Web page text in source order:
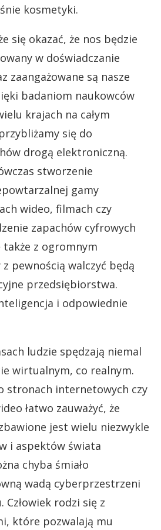
kosmetyki.
się okazać, że nos będzie
w doświadczanie
zaangażowane są nasze
badaniom naukowców
krajach na całym
się do
drogą elektroniczną.
stworzenie
gamy
wideo, filmach czy
zapachów cyfrowych
także z ogromnym
pewnością walczyć będą
przedsiębiorstwa.
i odpowiednie
ludzie spędzają niemal
wirtualnym, co realnym.
stronach internetowych czy
łatwo zauważyć, że
jest wielu niezwykle
i aspektów świata
chyba śmiało
wadą cyberprzestrzeni
rodzi się z
które pozwalają mu